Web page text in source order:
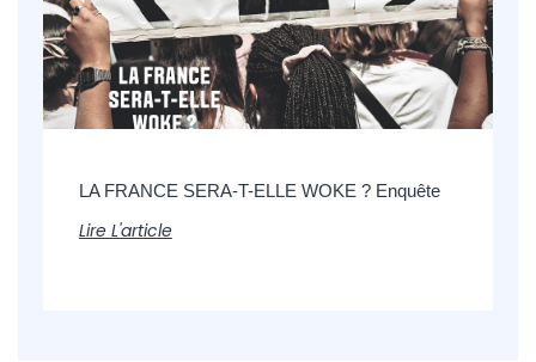
LA FRANCE SERA-T-ELLE WOKE ? Enquête
Lire L'article